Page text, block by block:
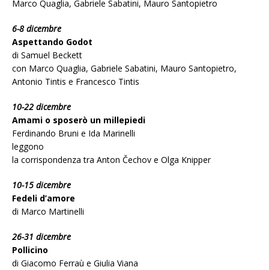
Marco Quaglia, Gabriele Sabatini, Mauro Santopietro
6-8 dicembre
Aspettando Godot
di Samuel Beckett
con Marco Quaglia, Gabriele Sabatini, Mauro Santopietro,
Antonio Tintis e Francesco Tintis
10-22 dicembre
Amami o sposerò un millepiedi
Ferdinando Bruni e Ida Marinelli
leggono
la corrispondenza tra Anton Čechov e Olga Knipper
10-15 dicembre
Fedeli d’amore
di Marco Martinelli
26-31 dicembre
Pollicino
di Giacomo Ferraù e Giulia Viana